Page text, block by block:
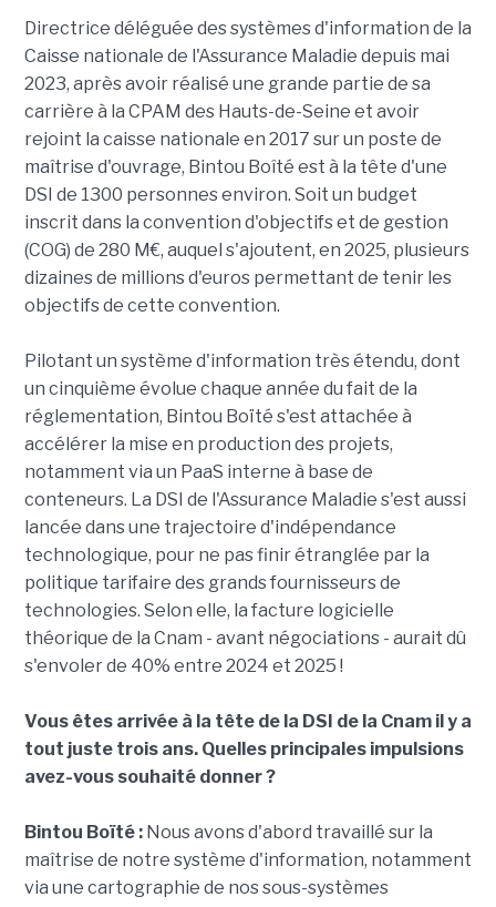
Directrice déléguée des systèmes d'information de la
Caisse nationale de l'Assurance Maladie depuis mai
2023, après avoir réalisé une grande partie de sa
carrière à la CPAM des Hauts-de-Seine et avoir
rejoint la caisse nationale en 2017 sur un poste de
maîtrise d'ouvrage, Bintou Boîté est à la tête d'une
DSI de 1300 personnes environ. Soit un budget
inscrit dans la convention d'objectifs et de gestion
(COG) de 280 M€, auquel s'ajoutent, en 2025, plusieurs
dizaines de millions d'euros permettant de tenir les
objectifs de cette convention.
Pilotant un système d'information très étendu, dont
un cinquième évolue chaque année du fait de la
réglementation, Bintou Boïté s'est attachée à
accélérer la mise en production des projets,
notamment via un PaaS interne à base de
conteneurs. La DSI de l'Assurance Maladie s'est aussi
lancée dans une trajectoire d'indépendance
technologique, pour ne pas finir étranglée par la
politique tarifaire des grands fournisseurs de
technologies. Selon elle, la facture logicielle
théorique de la Cnam - avant négociations - aurait dû
s'envoler de 40% entre 2024 et 2025 !
Vous êtes arrivée à la tête de la DSI de la Cnam il y a
tout juste trois ans. Quelles principales impulsions
avez-vous souhaité donner ?
Bintou Boïté :Nous avons d'abord travaillé sur la
maîtrise de notre système d'information, notamment
via une cartographie de nos sous-systèmes